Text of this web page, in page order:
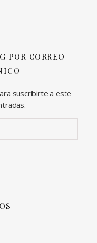
POR CORREO
suscribirte a este